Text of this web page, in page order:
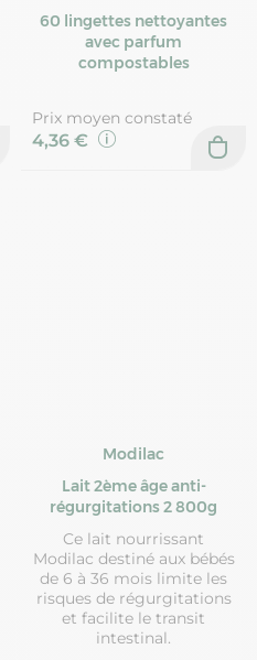
60 lingettes nettoyantes
avec parfum
compostables
Prix moyen constaté
4,36 €
Modilac
Lait 2ème âge anti-
régurgitations 2 800g
Ce lait nourrissant
Modilac destiné aux bébés
de 6 à 36 mois limite les
risques de régurgitations
et facilite le transit
intestinal.